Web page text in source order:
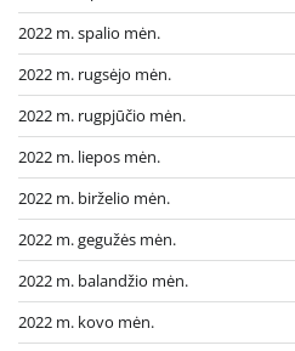
2022 m. spalio mėn.
2022 m. rugsėjo mėn.
2022 m. rugpjūčio mėn.
2022 m. liepos mėn.
2022 m. birželio mėn.
2022 m. gegužės mėn.
2022 m. balandžio mėn.
2022 m. kovo mėn.